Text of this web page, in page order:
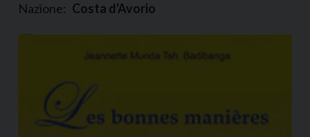
Nazione: Costa d'Avorio